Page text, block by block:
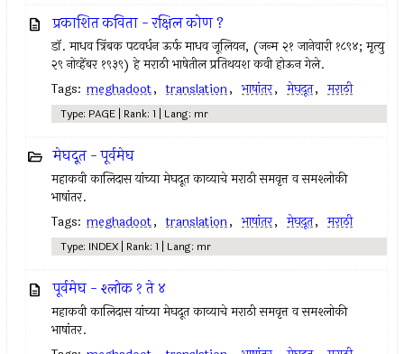
प्रकाशित कविता - रक्षिल कोण ?
डॉ. माधव त्रिंबक पटवर्धन ऊर्फ माधव जूलियन, (जन्म २१ जानेवारी १८९४; मृत्यु
२९ नोव्हेंबर १९३९) हे मराठी भाषेतील प्रतिथयश कवी होऊन गेले.
Tags: meghadoot, translation, भाषांतर, मेघदूत, मराठी
Type: PAGE | Rank: 1 | Lang: mr
मेघदूत - पूर्वमेघ
महाकवी कालिदास यांच्या मेघदूत काव्याचे मराठी समवृत्त व समश्लोकी
भाषांतर.
Tags: meghadoot, translation, भाषांतर, मेघदूत, मराठी
Type: INDEX | Rank: 1 | Lang: mr
पूर्वमेघ - श्लोक १ ते ४
महाकवी कालिदास यांच्या मेघदूत काव्याचे मराठी समवृत्त व समश्लोकी
भाषांतर.